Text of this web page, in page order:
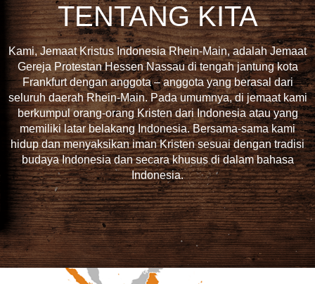
TENTANG KITA
Kami, Jemaat Kristus Indonesia Rhein-Main, adalah Jemaat
Gereja Protestan Hessen Nassau di tengah jantung kota
Frankfurt dengan anggota – anggota yang berasal dari
seluruh daerah Rhein-Main. Pada umumnya, di jemaat kami
berkumpul orang-orang Kristen dari Indonesia atau yang
memiliki latar belakang Indonesia. Bersama-sama kami
hidup dan menyaksikan iman Kristen sesuai dengan tradisi
budaya Indonesia dan secara khusus di dalam bahasa
Indonesia.